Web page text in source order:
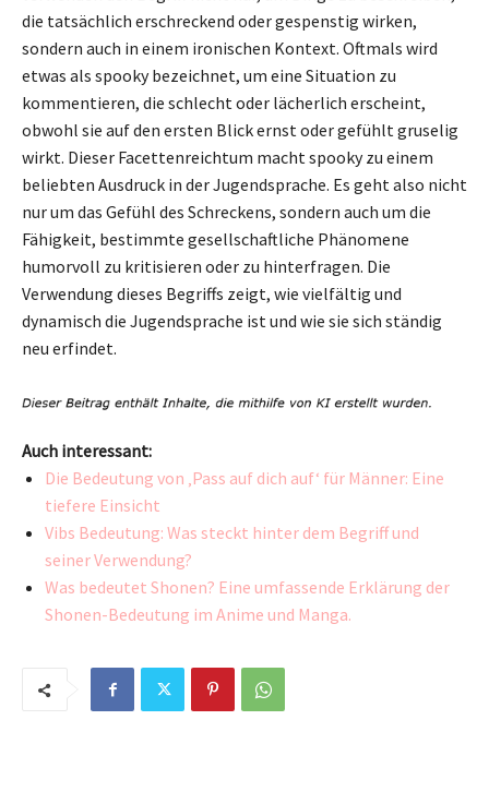
die tatsächlich erschreckend oder gespenstig wirken,
sondern auch in einem ironischen Kontext. Oftmals wird
etwas als spooky bezeichnet, um eine Situation zu
kommentieren, die schlecht oder lächerlich erscheint,
obwohl sie auf den ersten Blick ernst oder gefühlt gruselig
wirkt. Dieser Facettenreichtum macht spooky zu einem
beliebten Ausdruck in der Jugendsprache. Es geht also nicht
nur um das Gefühl des Schreckens, sondern auch um die
Fähigkeit, bestimmte gesellschaftliche Phänomene
humorvoll zu kritisieren oder zu hinterfragen. Die
Verwendung dieses Begriffs zeigt, wie vielfältig und
dynamisch die Jugendsprache ist und wie sie sich ständig
neu erfindet.
Auch interessant:
Die Bedeutung von ‚Pass auf dich auf‘ für Männer: Eine
tiefere Einsicht
Vibs Bedeutung: Was steckt hinter dem Begriff und
seiner Verwendung?
Was bedeutet Shonen? Eine umfassende Erklärung der
Shonen-Bedeutung im Anime und Manga.